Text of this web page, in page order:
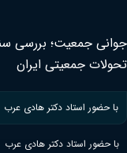
ایران
هادی عرب
هادی عرب